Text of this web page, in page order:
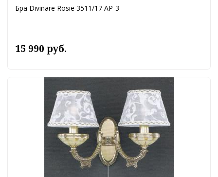
Бра Divinare Rosie 3511/17 AP-3
15 990 руб.